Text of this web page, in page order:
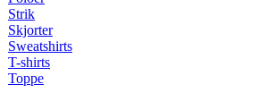
Strik
Skjorter
Sweatshirts
T-shirts
Toppe